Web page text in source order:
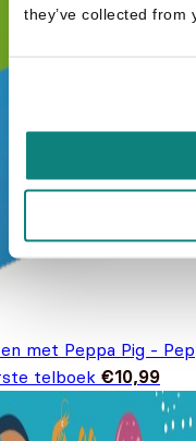
they’ve collected from
met Peppa Pig -
telboek €10,99